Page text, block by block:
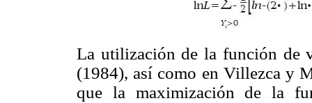
La utilización de la función de
(1984), así como en Villezca y
que la maximización de la